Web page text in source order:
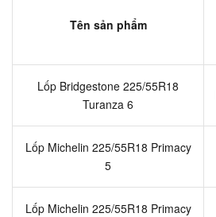
Tên sản phẩm
Lốp Bridgestone 225/55R18
Turanza 6
Lốp Michelin 225/55R18 Primacy
5
Lốp Michelin 225/55R18 Primacy